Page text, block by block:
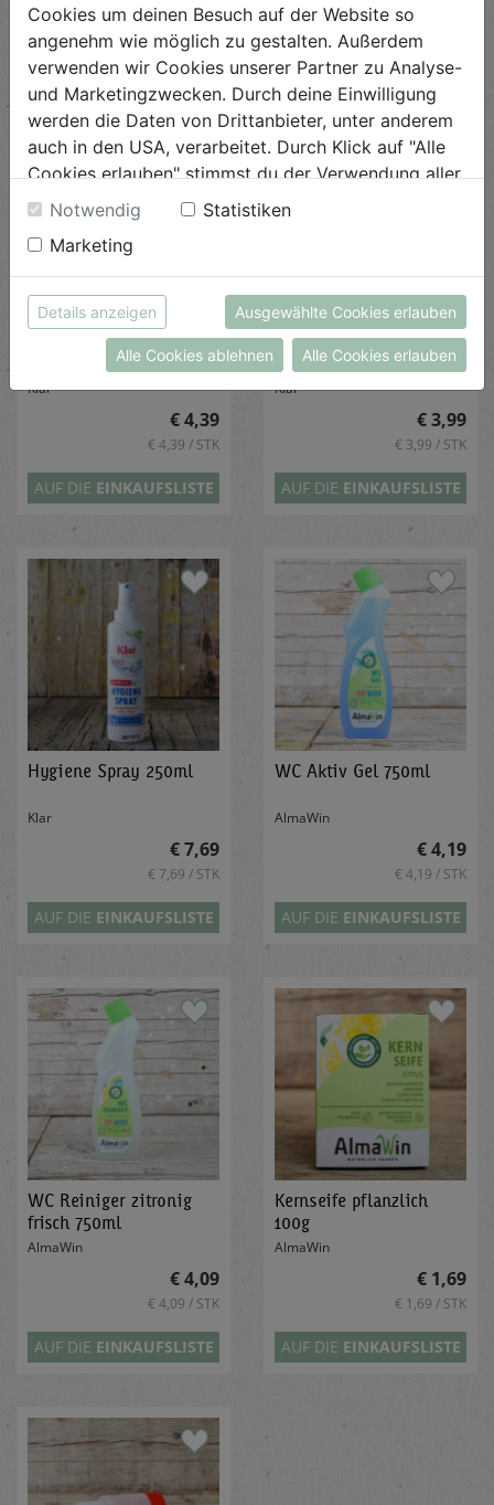
€ 3,89 / STK
AUF DIE EINKAUFSLISTE
€ 3,69 / STK
AUF DIE EINKAUFSLISTE
Kalklöser Zitronensäure
Klar
€ 4,39
€ 4,39 / STK
AUF DIE EINKAUFSLISTE
Entkalker 280g
Klar
€ 3,99
€ 3,99 / STK
AUF DIE EINKAUFSLISTE
Hygiene Spray 250ml
Klar
€ 7,69
€ 7,69 / STK
AUF DIE EINKAUFSLISTE
WC Aktiv Gel 750ml
AlmaWin
€ 4,19
€ 4,19 / STK
AUF DIE EINKAUFSLISTE
WC Reiniger zitronig
frisch 750ml
AlmaWin
€ 4,09
€ 4,09 / STK
AUF DIE EINKAUFSLISTE
Kernseife pflanzlich
100g
AlmaWin
€ 1,69
€ 1,69 / STK
AUF DIE EINKAUFSLISTE
Cookies um deinen Besuch auf der Website so
angenehm wie möglich zu gestalten. Außerdem
verwenden wir Cookies unserer Partner zu Analyse-
und Marketingzwecken. Durch deine Einwilligung
werden die Daten von Drittanbieter, unter anderem
auch in den USA, verarbeitet. Durch Klick auf "Alle
Cookies erlauben" stimmst du der Verwendung aller
Cookies zu. Unter "Details anzeigen" findest du alle
Infos zu den unterschiedlichen Cookies, du kannst
auch entscheiden, welche Cookies du erlauben
möchtest.
Weitere Informationen findest du in unserer
Datenschutzerklärung
bzw. imImpressum
Notwendig
Statistiken
Marketing
Details anzeigen Ausgewählte Cookies erlauben
Alle Cookies ablehnen Alle Cookies erlauben